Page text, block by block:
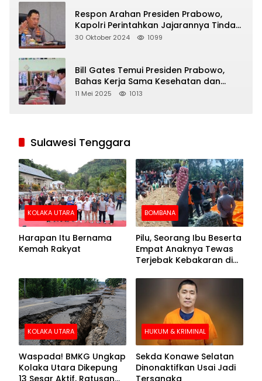
Respon Arahan Presiden Prabowo,
Kapolri Perintahkan Jajarannya Tindak
Tegas Pelaku Judi Online
30 Oktober 2024 1099
Bill Gates Temui Presiden Prabowo,
Bahas Kerja Sama Kesehatan dan
Program Makan Bergizi Gratis
11 Mei 2025 1013
Sulawesi Tenggara
KOLAKA UTARA
Harapan Itu Bernama
Kemah Rakyat
BOMBANA
Pilu, Seorang Ibu Beserta
Empat Anaknya Tewas
Terjebak Kebakaran di
KOLAKA UTARA
Waspada! BMKG Ungkap
Kolaka Utara Dikepung
HUKUM & KRIMINAL
Sekda Konawe Selatan
Dinonaktifkan Usai Jadi